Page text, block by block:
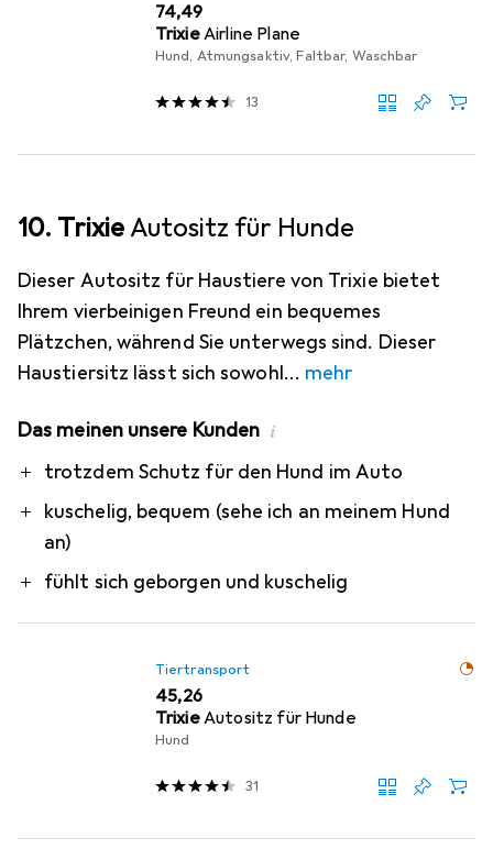
EUR
74,49
TrixieAirline Plane
Hund, Atmungsaktiv, Faltbar, Waschbar
13
10. TrixieAutositz für Hunde
Dieser Autositz für Haustiere von Trixie bietet
Ihrem vierbeinigen Freund ein bequemes
Plätzchen, während Sie unterwegs sind. Dieser
Haustiersitz lässt sich sowohl
mehr
Das meinen unsere Kunden i
Protrotzdem Schutz für den Hund im Auto
kuschelig, bequem (sehe ich an meinem Hund
an)
fühlt sich geborgen und kuschelig
Tiertransport
EUR
45,26
TrixieAutositz für Hunde
Hund
31